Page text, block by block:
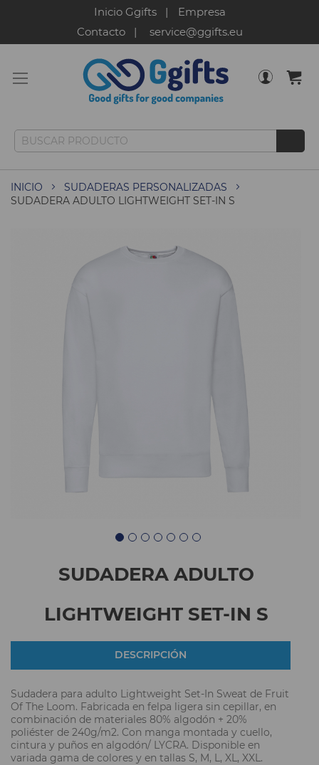
Inicio Ggifts
Empresa
Contacto
service@ggifts.eu
INICIO
SUDADERAS PERSONALIZADAS
SUDADERA ADULTO LIGHTWEIGHT SET-IN S
SUDADERA ADULTO
LIGHTWEIGHT SET-IN S
DESCRIPCIÓN
Sudadera para adulto Lightweight Set-In Sweat de Fruit
Of The Loom. Fabricada en felpa ligera sin cepillar, en
combinación de materiales 80% algodón + 20%
poliéster de 240g/m2. Con manga montada y cuello,
cintura y puños en algodón/ LYCRA. Disponible en
variada gama de colores y en tallas S, M, L, XL, XXL.